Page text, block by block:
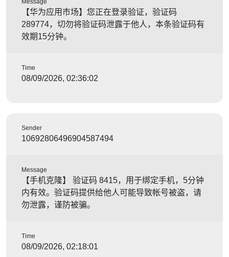
Message
【华为应用市场】您正在登录验证，验证码
289774，切勿将验证码泄露于他人，本条验证码有
效期15分钟。
Time
08/09/2026, 02:36:02
Sender
10692806496904587494
Message
【手机克隆】 验证码 8415，用于绑定手机，5分钟
内有效。验证码提供给他人可能导致帐号被盗，请
勿泄露，谨防被骗。
Time
08/09/2026, 02:18:01